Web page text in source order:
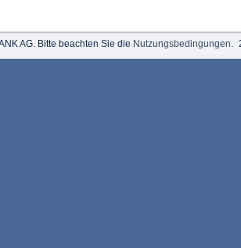
AG. Bitte beachten Sie die Nutzungsbedingungen.